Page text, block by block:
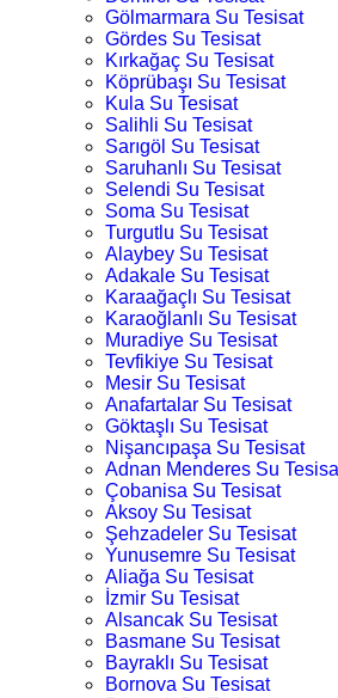
Gölmarmara Su Tesisat
Gördes Su Tesisat
Kırkağaç Su Tesisat
Köprübaşı Su Tesisat
Kula Su Tesisat
Salihli Su Tesisat
Sarıgöl Su Tesisat
Saruhanlı Su Tesisat
Selendi Su Tesisat
Soma Su Tesisat
Turgutlu Su Tesisat
Alaybey Su Tesisat
Adakale Su Tesisat
Karaağaçlı Su Tesisat
Karaoğlanlı Su Tesisat
Muradiye Su Tesisat
Tevfikiye Su Tesisat
Mesir Su Tesisat
Anafartalar Su Tesisat
Göktaşlı Su Tesisat
Nişancıpaşa Su Tesisat
Adnan Menderes Su
Çobanisa Su Tesisat
Aksoy Su Tesisat
Şehzadeler Su Tesisat
Yunusemre Su Tesisat
Aliağa Su Tesisat
İzmir Su Tesisat
Alsancak Su Tesisat
Basmane Su Tesisat
Bayraklı Su Tesisat
Bornova Su Tesisat